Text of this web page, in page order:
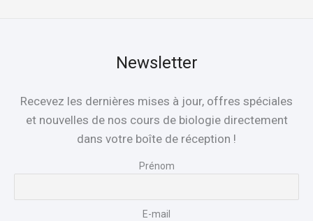
Newsletter
Recevez les dernières mises à jour, offres spéciales
et nouvelles de nos cours de biologie directement
dans votre boîte de réception !
Prénom
E-mail